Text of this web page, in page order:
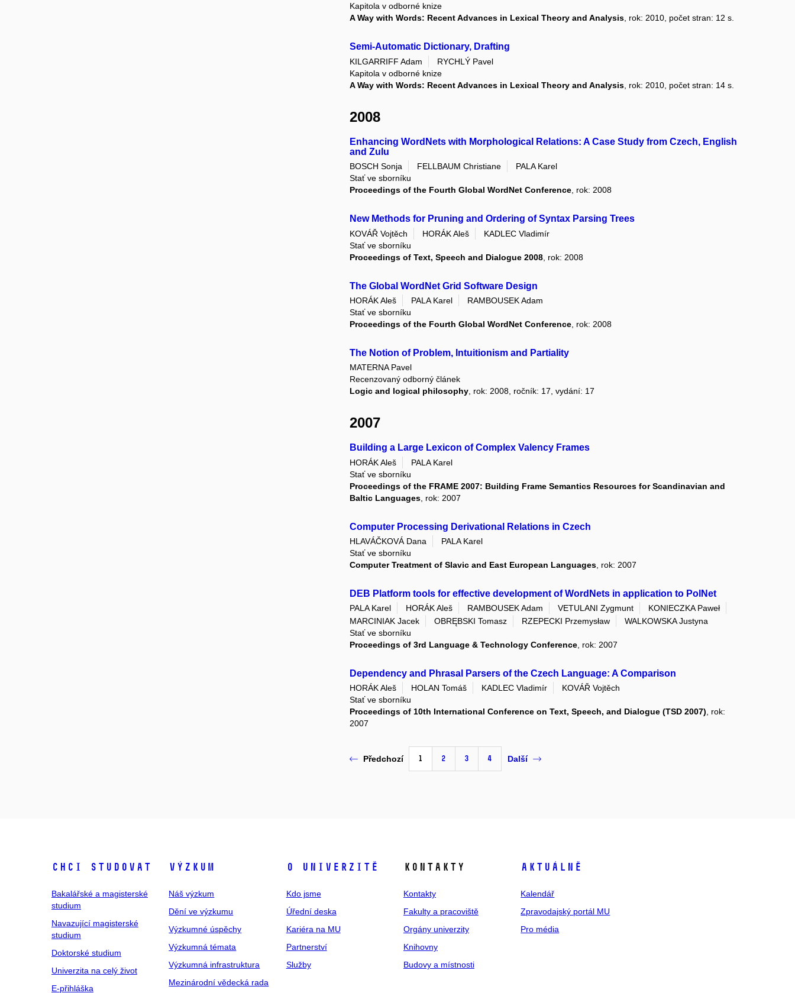
Kapitola v odborné knize
A Way with Words: Recent Advances in Lexical Theory and Analysis, rok: 2010, počet stran: 12 s.
Semi-Automatic Dictionary, Drafting
KILGARRIFF Adam
RYCHLÝ Pavel
Kapitola v odborné knize
A Way with Words: Recent Advances in Lexical Theory and Analysis , rok: 2010, počet stran: 14 s.
2008
Enhancing WordNets with Morphological Relations: A Case Study from Czech, English
and Zulu
BOSCH Sonja FELLBAUM Christiane
PALA Karel
Stať ve sborníku
Proceedings of the Fourth Global WordNet Conference, rok: 2008
New Methods for Pruning and Ordering of Syntax Parsing Trees
KOVÁŘ Vojtěch HORÁK Aleš
KADLEC Vladimír
Stať ve sborníku
Proceedings of Text, Speech and Dialogue 2008 , rok: 2008
The Global WordNet Grid Software Design
HORÁK Aleš PALA Karel
RAMBOUSEK Adam
Stať ve sborníku
Proceedings of the Fourth Global WordNet Conference , rok: 2008
The Notion of Problem, Intuitionism and Partiality
MATERNA Pavel
Recenzovaný odborný článek
Logic and logical philosophy , rok: 2008, ročník: 17, vydání: 17
2007
Building a Large Lexicon of Complex Valency Frames
HORÁK Aleš
PALA Karel
Stať ve sborníku
Proceedings of the FRAME 2007: Building Frame Semantics Resources for Scandinavian and
Baltic Languages , rok: 2007
Computer Processing Derivational Relations in Czech
HLAVÁČKOVÁ Dana
PALA Karel
Stať ve sborníku
Computer Treatment of Slavic and East European Languages , rok: 2007
DEB Platform tools for effective development of WordNets in application to PolNet
PALA Karel HORÁK Aleš RAMBOUSEK Adam VETULANI Zygmunt
KONIECZKA Paweł
MARCINIAK Jacek
OBRĘBSKI Tomasz RZEPECKI Przemysław
WALKOWSKA Justyna
Stať ve sborníku
Proceedings of 3rd Language & Technology Conference , rok: 2007
Dependency and Phrasal Parsers of the Czech Language: A Comparison
HORÁK Aleš HOLAN Tomáš KADLEC Vladimír
KOVÁŘ Vojtěch
Stať ve sborníku
Proceedings of 10th International Conference on Text, Speech, and Dialogue (TSD 2007) , rok:
2007
Předchozí 1 2 3 4 Další
Chci studovat
Bakalářské a magisterské
studium
Navazující magisterské
studium
Doktorské studium
Univerzita na celý život
E-přihláška
Výzkum
Náš výzkum
Dění ve výzkumu
Výzkumné úspěchy
Výzkumná témata
Výzkumná infrastruktura
Mezinárodní vědecká rada
O univerzitě
Kdo jsme
Úřední deska
Kariéra na MU
Partnerství
Služby
Kontakty
Kontakty
Fakulty a pracoviště
Orgány univerzity
Knihovny
Budovy a místnosti
Aktuálně
Kalendář
Zpravodajský portál MU
Pro média